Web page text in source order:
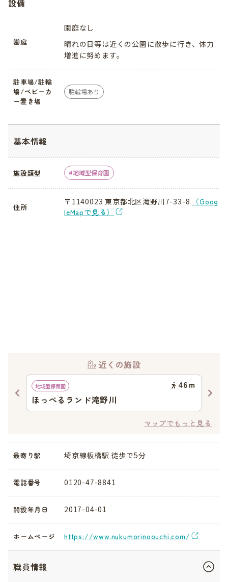
設備
園庭
園庭なし
晴れの日等は近くの公園に散歩に行き、体力
増進に努めます。
駐車場/駐輪
場/ベビーカ
ー置き場
駐輪場あり
基本情報
施設類型 地域型保育園
住所
〒1140023 東京都北区滝野川7-33-8
（Goog
leMapで見る）
近くの施設
地域型保育園 46ｍ
ほっぺるランド滝野川
マップでもっと見る
最寄り駅 埼京線板橋駅 徒歩で5分
電話番号 0120-47-8841
開設年月日 2017-04-01
ホームページ https://www.nukumorinoouchi.com/
職員情報